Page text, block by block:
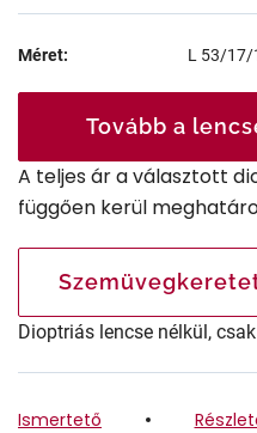
Méret: L 53/17/
Tovább a
A teljes ár a választott
függően kerül
Dioptriás lencse nélkül,
Ismertető